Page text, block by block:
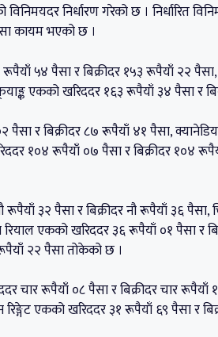
विनिमयदर निर्धारण गरेको छ । निर्धारित
कायम भएको छ ।
५४ पैसा र बिक्रीदर १५३ रूपैयाँ २२
एकको खरिददर १६३ रूपैयाँ ३४ पैसा र
र बिक्रीदर ८७ रूपैयाँ ४१ पैसा,
१०४ रूपैयाँ ०७ पैसा र बिक्रीदर १०४
रूपैयाँ ३२ पैसा र बिक्रीदर नौ रूपैयाँ ३६
एकको खरिददर ३६ रूपैयाँ ०१ पैसा र
२२ पैसा तोकेको छ ।
चार रूपैयाँ ०८ पैसा र बिक्रीदर चार
एकको खरिददर ३१ रूपैयाँ ६९ पैसा र